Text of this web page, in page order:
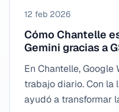
12 feb 2026
Cómo Chantelle
Gemini gracias a
En Chantelle,
trabajo diario. Con la
ayudó a transformar